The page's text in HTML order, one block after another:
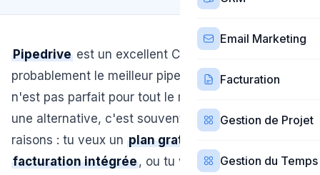
Email Marketing
Facturation
Gestion de Projet
Gestion du Temps
Pipedrive est un excellent CRM de vente —
probablement le meilleur pipeline du marché. Mais il
n'est pas parfait pour tout le monde. Si tu cherches
une alternative, c'est souvent pour une de ces
raisons : tu veux un plan gratuit
facturation intégrée, ou tu veux uneapproche